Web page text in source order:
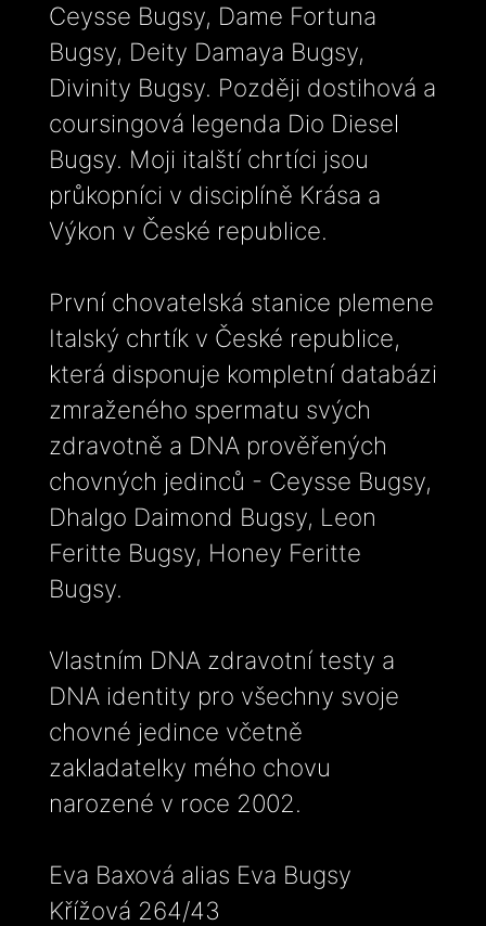
Ceysse Bugsy, Dame Fortuna
Bugsy, Deity Damaya Bugsy,
Divinity Bugsy. Později dostihová a
coursingová legenda Dio Diesel
Bugsy. Moji italští chrtíci jsou
průkopníci v disciplíně Krása a
Výkon v České republice.
První chovatelská stanice plemene
Italský chrtík v České republice,
která disponuje kompletní databázi
zmraženého spermatu svých
zdravotně a DNA prověřených
chovných jedinců - Ceysse Bugsy,
Dhalgo Daimond Bugsy, Leon
Feritte Bugsy, Honey Feritte
Bugsy.
Vlastním DNA zdravotní testy a
DNA identity pro všechny svoje
chovné jedince včetně
zakladatelky mého chovu
narozené v roce 2002.
Eva Baxová alias Eva Bugsy
Křížová 264/43